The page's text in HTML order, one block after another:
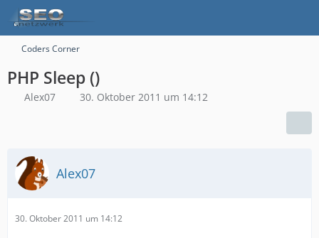
Coders Corner
PHP Sleep ()
Alex07 30. Oktober 2011 um 14:12
Alex07
30. Oktober 2011 um 14:12